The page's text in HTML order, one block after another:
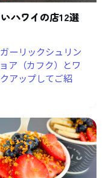
ハワイの店12選
ーリックシュリン
ア（カフク）とワ
アップしてご紹